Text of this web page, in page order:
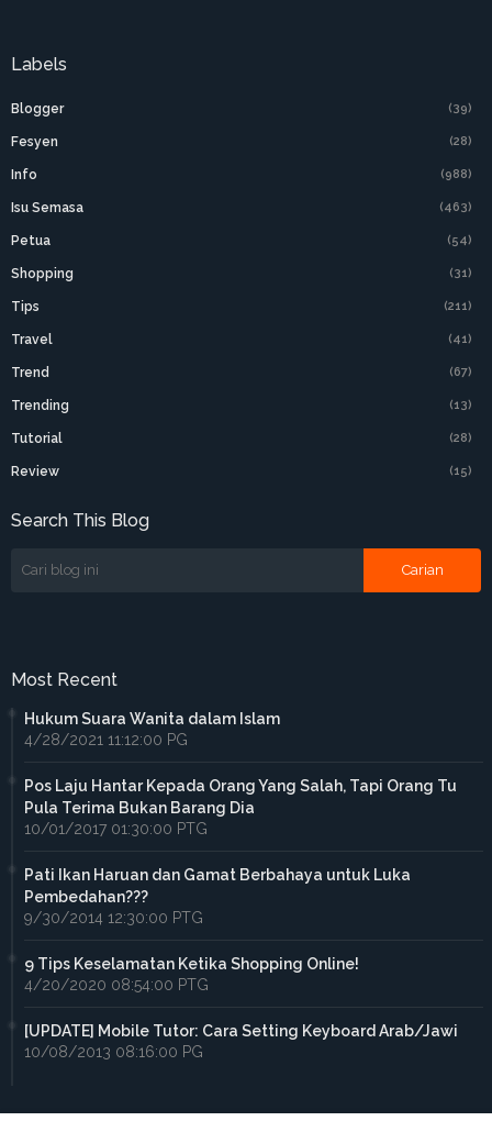
Labels
Blogger (39)
Fesyen (28)
Info (988)
Isu Semasa (463)
Petua (54)
Shopping (31)
Tips (211)
Travel (41)
Trend (67)
Trending (13)
Tutorial (28)
Review (15)
Search This Blog
Most Recent
Hukum Suara Wanita dalam Islam
4/28/2021 11:12:00 PG
Pos Laju Hantar Kepada Orang Yang Salah, Tapi Orang Tu
Pula Terima Bukan Barang Dia
10/01/2017 01:30:00 PTG
Pati Ikan Haruan dan Gamat Berbahaya untuk Luka
Pembedahan???
9/30/2014 12:30:00 PTG
9 Tips Keselamatan Ketika Shopping Online!
4/20/2020 08:54:00 PTG
[UPDATE] Mobile Tutor: Cara Setting Keyboard Arab/Jawi
10/08/2013 08:16:00 PG